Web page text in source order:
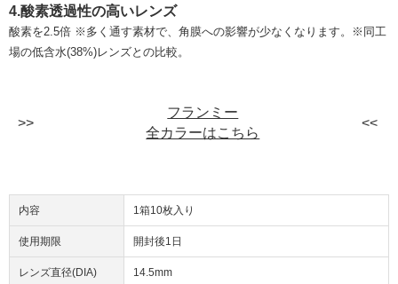
4.酸素透過性の高いレンズ
酸素を2.5倍 ※多く通す素材で、角膜への影響が少なくなります。※同工
場の低含水(38%)レンズとの比較。
フランミー
全カラーはこちら
内容 1箱10枚入り
使用期限 開封後1日
レンズ直径(DIA) 14.5mm